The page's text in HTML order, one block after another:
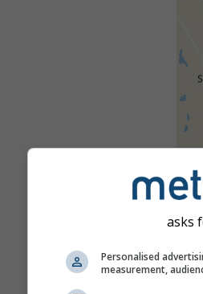
asks
Personalised
measurement,